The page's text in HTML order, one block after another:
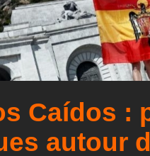
Caídos :
autour